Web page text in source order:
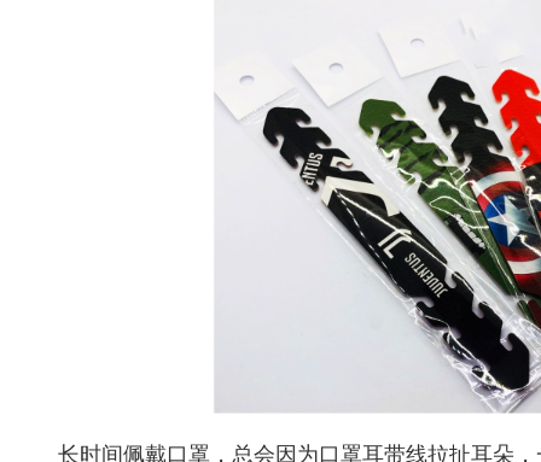
长时间佩戴口罩，总会因为口罩耳带线拉扯耳朵